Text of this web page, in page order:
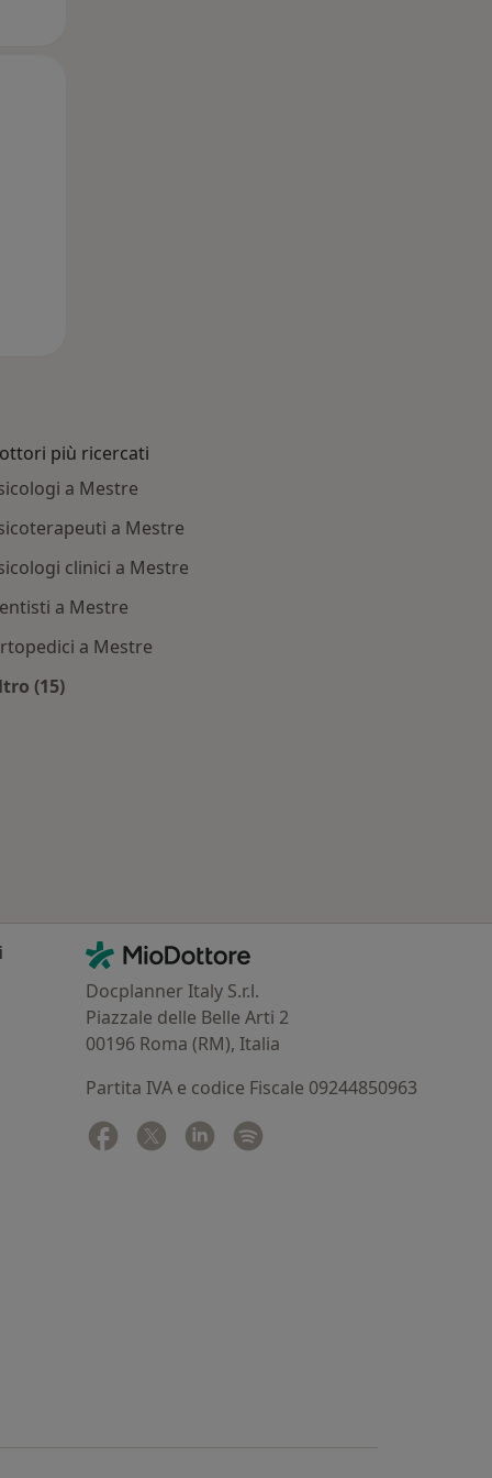
più ricercati
a Mestre
a Mestre
clinici a Mestre
a Mestre
a Mestre
(15)
Contatti
MioDottore - Homepage
Docplanner Italy S.r.l.
Piazzale delle Belle Arti 2
00196 Roma (RM), Italia
Partita IVA e codice Fiscale 09244850963
Facebook
si apre in una nuova scheda
Twitter
si apre in una nuova scheda
Linkedin
si apre in una nuova scheda